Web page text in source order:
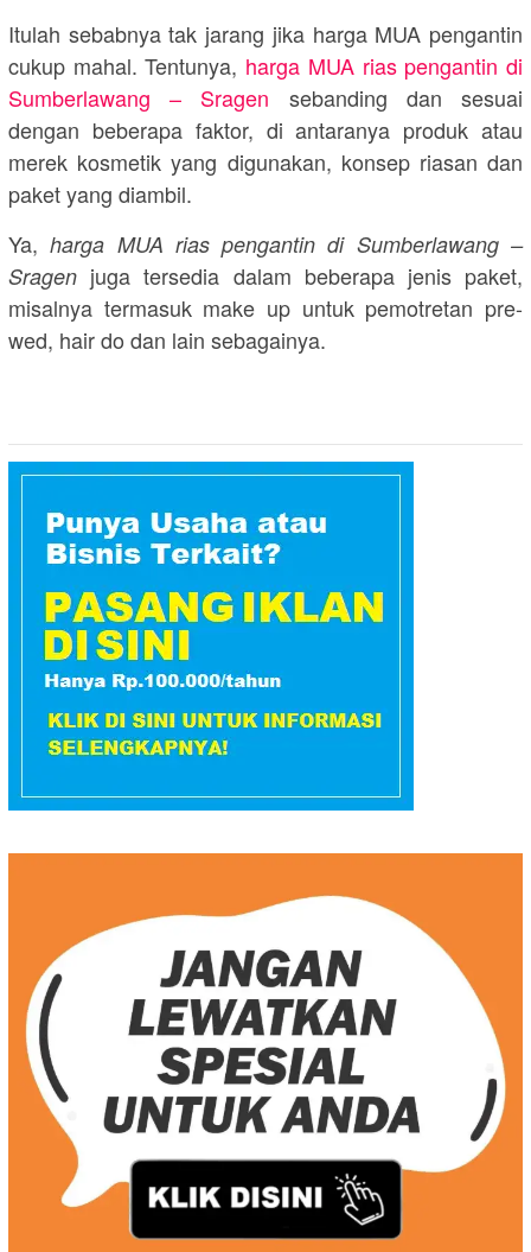
Itulah sebabnya tak jarang jika harga MUA pengantin
cukup mahal. Tentunya, harga MUA rias pengantin di
Sumberlawang – Sragen sebanding dan sesuai
dengan beberapa faktor, di antaranya produk atau
merek kosmetik yang digunakan, konsep riasan dan
paket yang diambil.
Ya,harga MUA rias pengantin di Sumberlawang –
Sragen juga tersedia dalam beberapa jenis paket,
misalnya termasuk make up untuk pemotretan pre-
wed, hair do dan lain sebagainya.